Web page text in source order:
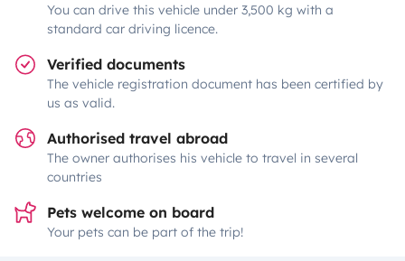
You can drive this vehicle under 3,500 kg with a
standard car driving licence.
Verified documents
The vehicle registration document has been certified by
us as valid.
Authorised travel abroad
The owner authorises his vehicle to travel in several
countries
Pets welcome on board
Your pets can be part of the trip!